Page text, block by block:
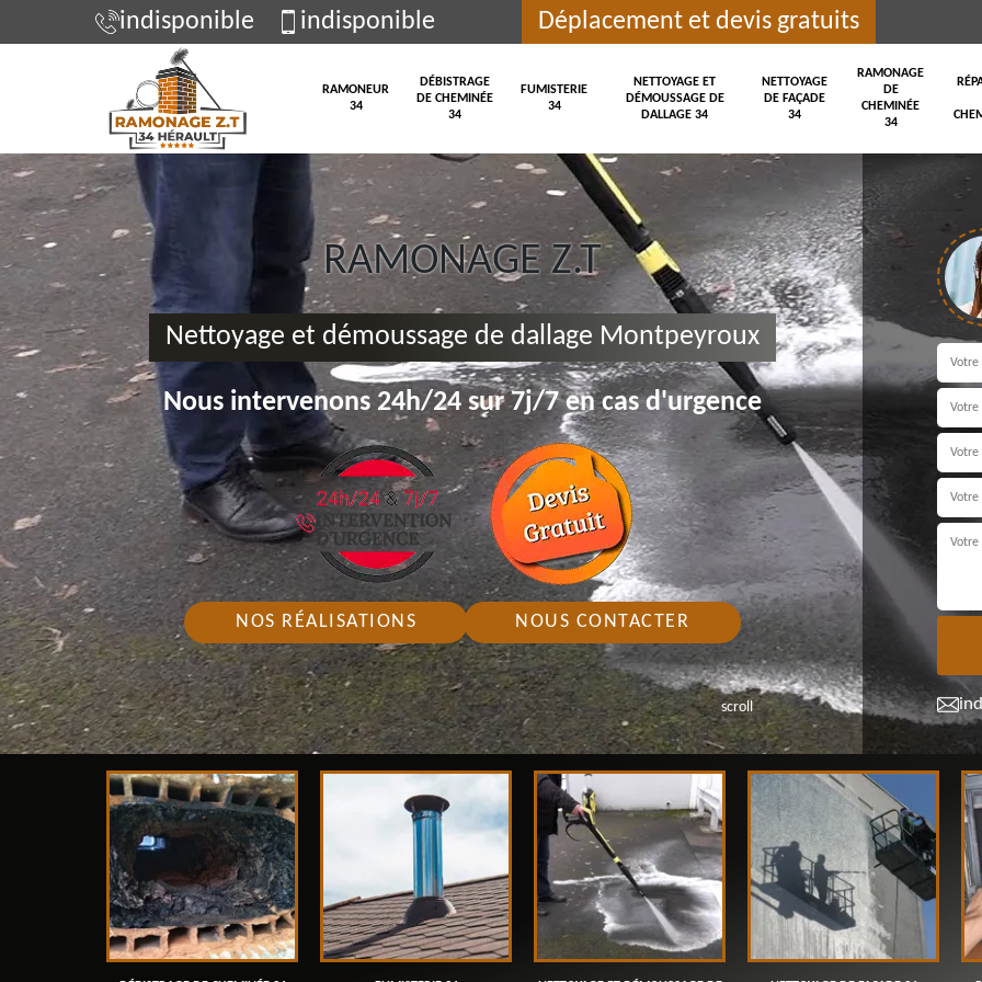
indisponible indisponible Déplacement et devis gratuits
RAMONEUR
34
DÉBISTRAGE
DE CHEMINÉE
34
FUMISTERIE
34
NETTOYAGE ET
DÉMOUSSAGE DE
DALLAGE 34
NETTOYAGE
DE FAÇADE
34
RAMONAGE
DE
CHEMINÉE
34
scroll
RAMONAGE Z.T
Nettoyage et démoussage de dallage Montpeyroux
Nous intervenons 24h/24 sur 7j/7 en cas d'urgence
NOS RÉALISATIONS NOUS CONTACTER